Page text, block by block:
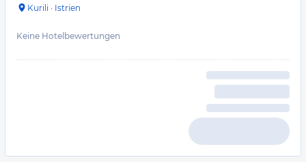
Kurili · Istrien
Keine Hotelbewertungen